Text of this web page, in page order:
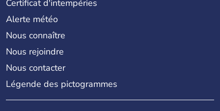
Certificat d'intempéries
Alerte météo
Nous connaître
Nous rejoindre
Nous contacter
Légende des pictogrammes